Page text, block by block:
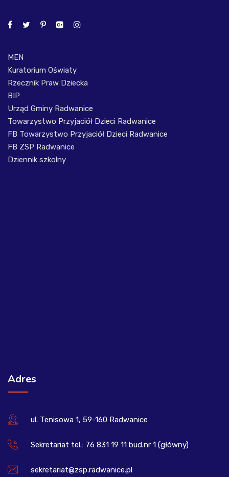
MEN
Kuratorium Oświaty
Rzecznik Praw Dziecka
BIP
Urząd Gminy Radwanice
Towarzystwo Przyjaciół Dzieci Radwanice
FB Towarzystwo Przyjaciół Dzieci Radwanice
FB ZSP Radwanice
Dziennik szkolny
Adres
ul. Tenisowa 1, 59-160 Radwanice
Sekretariat tel.: 76 831 19 11 bud.nr 1 (główny)
sekretariat@zsp.radwanice.pl